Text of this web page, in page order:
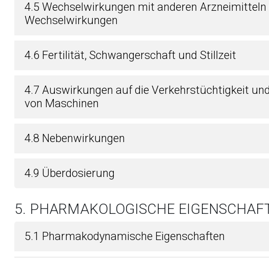
4.5 Wechselwirkungen mit anderen
Wechselwirkungen
4.6 Fertilität, Schwangerschaft und Stillzeit
4.7 Auswirkungen auf die Verkehrstüchtigkeit
von Maschinen
4.8 Nebenwirkungen
4.9 Überdosierung
5. PHARMAKOLOGISCHE
5.1 Pharmakodynamische Eigenschaften